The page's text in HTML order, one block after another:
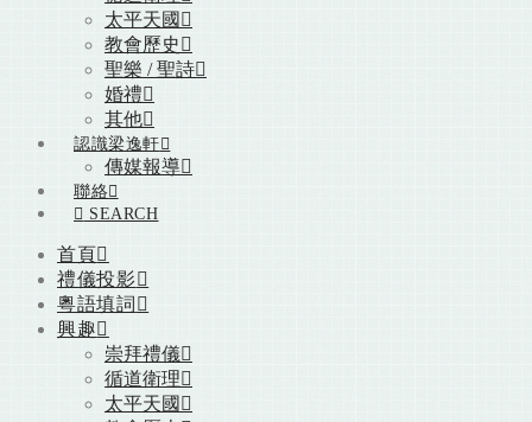
太平天國
教會歷史
聖樂 / 聖詩
婚禮
其他
認識梁逸軒
傳媒報導
聯絡
SEARCH
首頁
禮儀投影
粵語填詞
興趣
崇拜禮儀
循道衛理
太平天國